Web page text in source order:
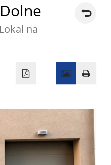
Zgłoś
Dolne
Lokal na